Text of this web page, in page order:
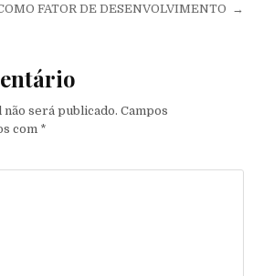
FATOR DE DESENVOLVIMENTO →
será publicado. Campos
com *